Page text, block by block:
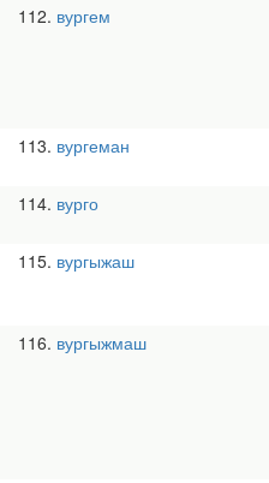
112 вургем
113 вургеман
114 вурго
115 вургыжаш
116 вургыжмаш